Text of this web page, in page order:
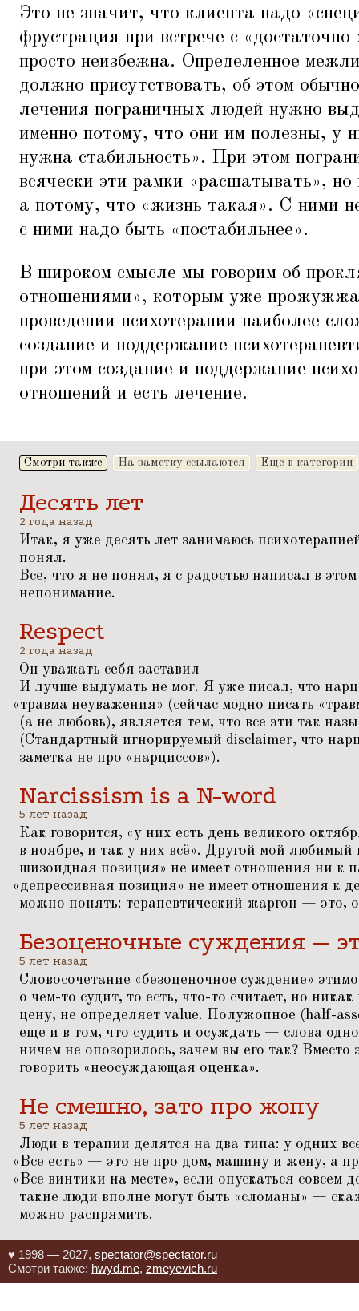
Это не значит, что клиента надо «
фрустрация при встрече с «достаточно
просто неизбежна. Определенное
должно присутствовать, об этом
лечения пограничных людей нужно
именно потому, что они им полезны, у
нужна стабильность». При этом
всячески эти рамки «расшатывать», но
а потому, что «жизнь такая». С ними
с ними надо быть «постабильнее».
В широком смысле мы говорим об
отношениями», которым уже
проведении психотерапии наиболее
создание и поддержание
при этом создание и поддержание
отношений и есть лечение.
Смотри также На заметку ссылаются Еще в категории
Десять лет
2 года назад
Итак, я уже десять лет занимаюсь
понял.
Все, что я не понял, я с радостью написал в
непонимание.
Respect
2 года назад
Он уважать себя заставил
И лучше выдумать не мог. Я уже писал, что
«травма неуважения» (сейчас модно писать «
(а не любовь), является тем, что все эти так
(Стандартный игнорируемый disclaimer, что
заметка не про «нарциссов»).
Narcissism is a N-word
5 лет назад
Как говорится, «у них есть день великого
в ноябре, и так у них всё». Другой мой любимый
шизоидная позиция» не имеет отношения ни к
«депрессивная позиция» не имеет отношения к
можно понять: терапевтический жаргон — это,
Безоценочные суждения —
5 лет назад
Словосочетание «безоценочное суждение»
о чем-то судит, то есть, что-то считает, но
цену, не определяет value. Полужопное (half-
еще и в том, что судить и осуждать — слова
ничем не опозорилось, зачем вы его так? Вместо
говорить «неосуждающая оценка».
Не смешно, зато про жопу
5 лет назад
Люди в терапии делятся на два типа: у одних
«Все есть» — это не про дом, машину и жену, а
«Все винтики на месте», если опускаться
такие люди вполне могут быть «сломаны» —
можно распрямить.
♥ 1998 — 2027, spectator@spectator.ru
Смотри также: hwyd.me, zmeyevich.ru